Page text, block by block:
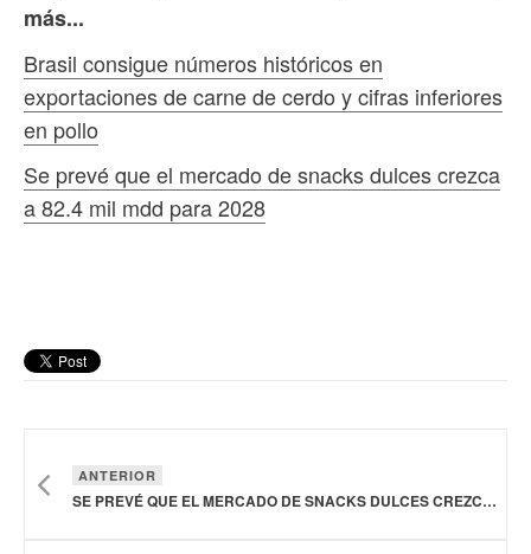
más...
Brasil consigue números históricos en
exportaciones de carne de cerdo y cifras inferiores
en pollo
Se prevé que el mercado de snacks dulces crezca
a 82.4 mil mdd para 2028
ANTERIOR
SE PREVÉ QUE EL MERCADO DE SNACKS DULCES CREZCA A 82.4 MIL MDD PARA 2028